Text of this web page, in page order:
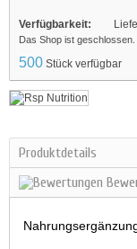
Verfügbarkeit:
Das Shop ist geschlossen.
500 Stück verfügbar
Produktdetails